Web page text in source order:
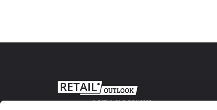
© RETAIL OUTLOOK 2020